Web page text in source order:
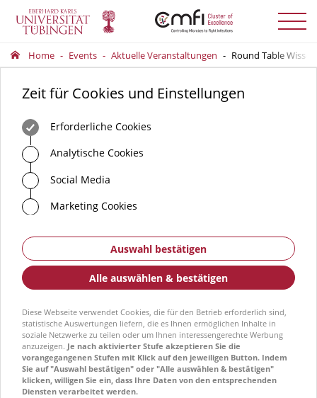
Menü
Home Events Aktuelle Veranstaltungen Round Table
Zeit für Cookies und Einstellungen
Erforderliche Cookies
Analytische Cookies
Social Media
Marketing Cookies
Auswahl bestätigen
Alle auswählen & bestätigen
Diese Webseite verwendet Cookies, die für den Betrieb erforderlich sind,
statistische Auswertungen liefern, die es Ihnen ermöglichen Inhalte in
soziale Netzwerke zu teilen oder um Ihnen interessengerechte Werbung
anzuzeigen. Je nach aktivierter Stufe akzeptieren Sie die
vorangegangenen Stufen mit Klick auf den jeweiligen Button. Indem
Sie auf "Auswahl bestätigen" oder "Alle auswählen & bestätigen"
klicken, willigen Sie ein, dass Ihre Daten von den entsprechenden
Diensten verarbeitet werden.